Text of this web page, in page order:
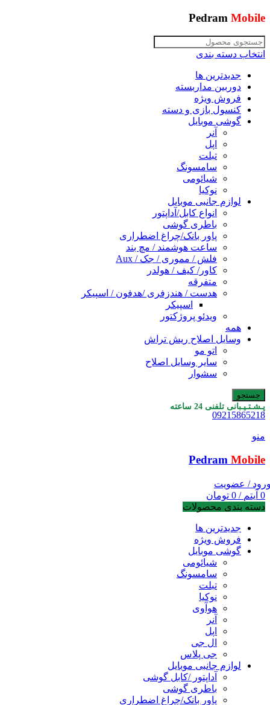
Pedram Mobile
انتخاب دسته بندی
جدیدترین ها
دوربین مداربسته
فروش ویژه
کنسول بازی و دسته
گوشی موبایل
آنر
اپل
تبلت
سامسونگ
شیائومی
نوکیا
لوازم جانبی موبایل
انواع کابل/آداپتور
باطری گوشی
پاور بانک/چراغ اضطراری
ساعت هوشمند / مچ بند
فلش / مموری / جک / Aux
کاور/ کیف / هولدر
متفرقه
هدست / هندزفری /هدفون / اسپیکر
اسپیکر
ویدئو پروژکتور
همه
وسایل اصلاح ریش تراش
اتو مو
سایر وسایل اصلاح
سشوار
جستجو
پـشـتـیـبانی تلفنی 24 ساعته
09215865218
منو
Pedram Mobile
/ عضویت
0 آیتم /
0 تومان
دسته بندی محصولات
جدیدترین ها
فروش ویژه
گوشی موبایل
شیائومی
سامسونگ
تبلت
نوکیا
هوآوی
آنر
اپل
ال جی
جی پلاس
لوازم جانبی موبایل
آداپتور /کابل گوشی
باطری گوشی
پاور بانک/چراغ اضطراری